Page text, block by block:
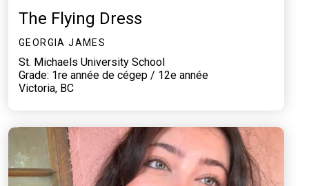
The Flying Dress
GEORGIA JAMES
St. Michaels University School
Grade: 1re année de cégep / 12e année
Victoria, BC